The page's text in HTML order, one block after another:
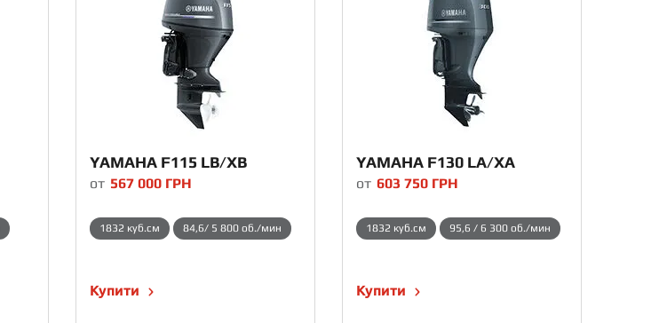
YAMAHA F115 LB/XB
от 567 000 ГРН
1832 куб.см 84,6/ 5 800 об./мин
Купити
YAMAHA F130 LA/XA
от 603 750 ГРН
1832 куб.см 95,6 / 6 300 об./мин
Купити